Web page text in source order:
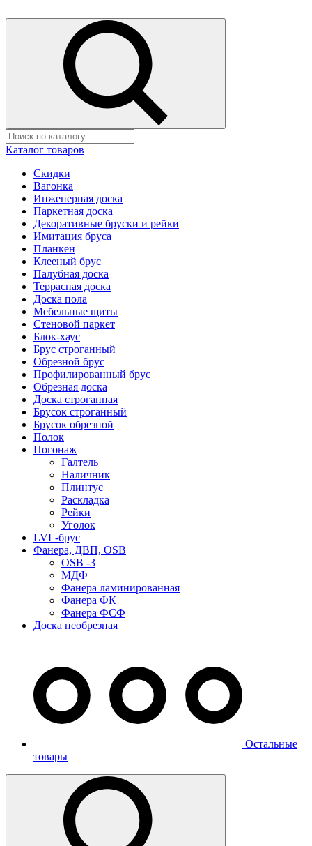
Каталог товаров
Скидки
Вагонка
Инженерная доска
Паркетная доска
Декоративные бруски и рейки
Имитация бруса
Планкен
Клееный брус
Палубная доска
Террасная доска
Доска пола
Мебельные щиты
Стеновой паркет
Блок-хаус
Брус строганный
Обрезной брус
Профилированный брус
Обрезная доска
Доска строганная
Брусок строганный
Брусок обрезной
Полок
Погонаж
Галтель
Наличник
Плинтус
Раскладка
Рейки
Уголок
LVL-брус
Фанера, ДВП, OSB
OSB -3
МДФ
Фанера ламинированная
Фанера ФК
Фанера ФСФ
Доска необрезная
Остальные
товары